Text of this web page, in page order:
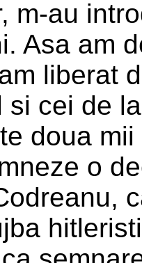
m-au
Asa am
liberat
si cei de
doua
o